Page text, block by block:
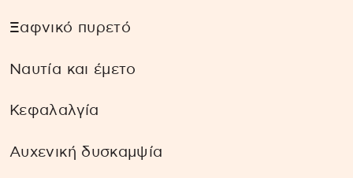
Ξαφνικό πυρετό
Ναυτία και έμετο
Κεφαλαλγία
Αυχενική δυσκαμψία